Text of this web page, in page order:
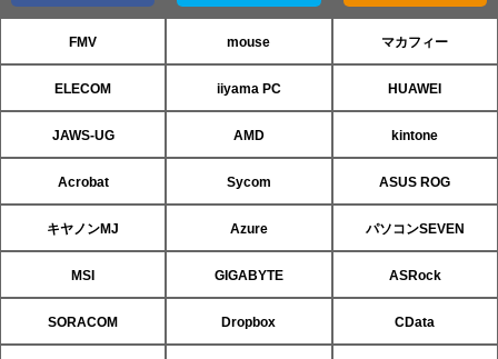
FMV mouse マカフィー
ELECOM iiyama PC HUAWEI
JAWS-UG AMD kintone
Acrobat Sycom ASUS ROG
キヤノンMJ Azure パソコンSEVEN
MSI GIGABYTE ASRock
SORACOM Dropbox CData